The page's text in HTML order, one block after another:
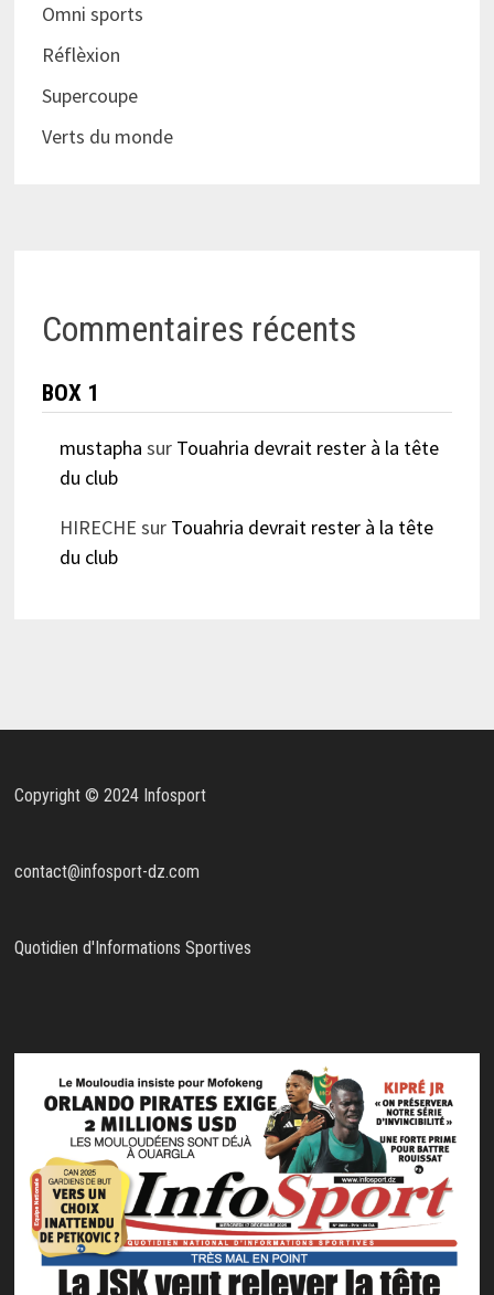
Omni sports
Réflèxion
Supercoupe
Verts du monde
Commentaires récents
BOX 1
mustapha sur Touahria devrait rester à la tête
du club
HIRECHE sur Touahria devrait rester à la tête
du club
Copyright © 2024 Infosport
contact@infosport-dz.com
Quotidien d'Informations Sportives